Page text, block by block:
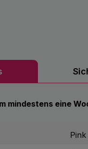
mindestens eine
Pink